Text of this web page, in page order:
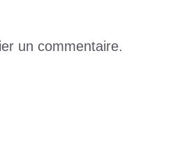
un commentaire.